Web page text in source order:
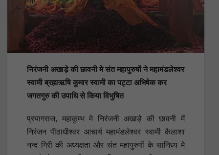
निरंजनी अखाड़े की छावनी मे संत महापुरुषों ने महामंडलेश्वर
स्वामी ब्रह्मऋषि कुमार स्वामी का पट्टा अभिषेक कर
जगतगुरु की उपाधि से किया विभुषित
प्रयागराज, महाकुम्भ मे निरंजनी अखाड़े की छावनी में
निरंजन पीठाधीश्वर आचार्य महामंडलेश्वर स्वामी कैलाशा
नन्द गिरी की अध्यक्षता और संत महापुरुषों के सानिध्य मे